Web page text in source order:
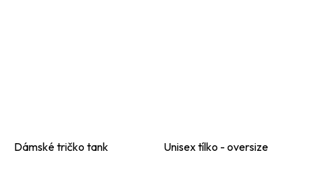
Dámské tričko tank Unisex tílko - oversize